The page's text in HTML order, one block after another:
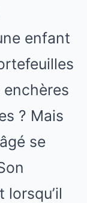
enfant
? Mais
se